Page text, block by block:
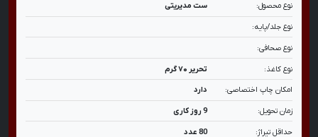
نوع محصول: ست مدیریتی
نوع جلد/پایه:
نوع صحافی:
نوع کاغذ: تحریر ۷۰ گرم
امکان چاپ اختصاصی: دارد
زمان تحویل: 9 روز کاری
حداقل تیراژ: 80 عدد